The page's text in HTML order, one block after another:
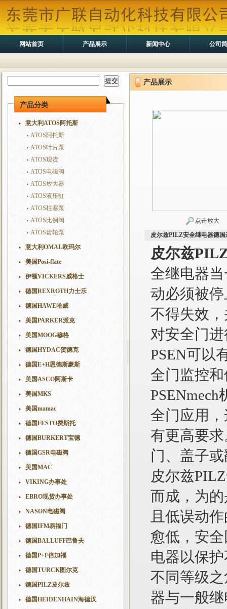
网站首页 产品展示 新闻中心 公司
产品分类
意大利ATOS阿托斯
ATOS阿托斯
ATOS叶片泵
ATOS现货
ATOS电磁阀
ATOS放大器
ATOS液压缸
ATOS柱塞泵
ATOS比例阀
ATOS齿轮泵
意大利OMAL欧玛尔
美国Posi-flate
伊顿VICKERS威格士
德国REXROTH力士乐
德国HAWE哈威
美国PARKER派克
美国MOOG穆格
德国HYDAC贺德克
德国E+H恩德斯豪斯
美国ASCO阿斯卡
美国MKS
美国mamac
德国FESTO费斯托
德国BURKERT宝德
德国GSR电磁阀
美国MAC
VIKING办事处
EBRO现货办事处
NASON电磁阀
德国IFM易福门
德国BALLUFF巴鲁夫
德国P+F倍加福
德国TURCK图尔克
德国PILZ皮尔兹
德国HEIDENHAIN海德汉
产品展示
点击放大
皮尔兹PILZ安全继电器德国
皮尔兹
全继电器
动必须被
不得失效
对安全门
PSEN可以
全门监控
全门应用
有更高要
门、盖子
皮尔兹
而成，为
且低误动
愈低，安
电器以保
不同等级
器与一般